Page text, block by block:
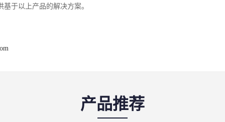
基于以上产品的解决方案。
产品推荐